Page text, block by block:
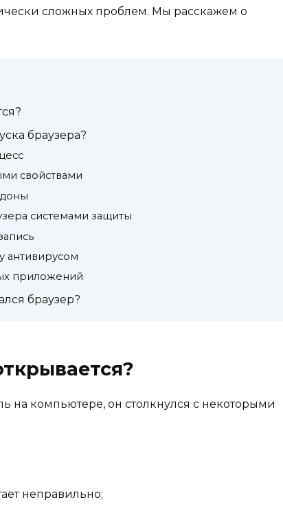
сложных проблем. Мы расскажем о
браузера?
свойствами
системами защиты
антивирусом
приложений
браузер?
на компьютере, он столкнулся с некоторыми
неправильно;